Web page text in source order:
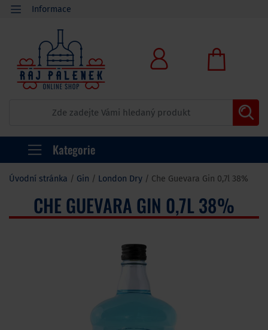
Informace
Kategorie
Úvodní stránka Gin London Dry Che Guevara Gin 0,7l 38%
CHE GUEVARA GIN 0,7L 38%